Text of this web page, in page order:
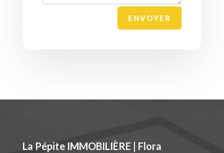
ENVOYER
La Pépite IMMOBILIÈRE | Flora